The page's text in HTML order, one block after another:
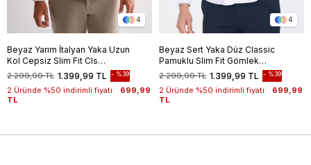
4
Beyaz Yarım İtalyan Yaka Uzun
Kol Cepsiz Slim Fit Cls
Gömlek 1004255174
1.399,99 TL
2.299,99 TL %39
2.Üründe %50 indirimli fiyatı:
699,99
TL
4
Beyaz Sert Yaka Düz Classic
Pamuklu Slim Fit Gömlek
1004250214 1.399,99 TL
2.299,99 TL %39
2.Üründe %50 indirimli fiyatı:
699,99
TL